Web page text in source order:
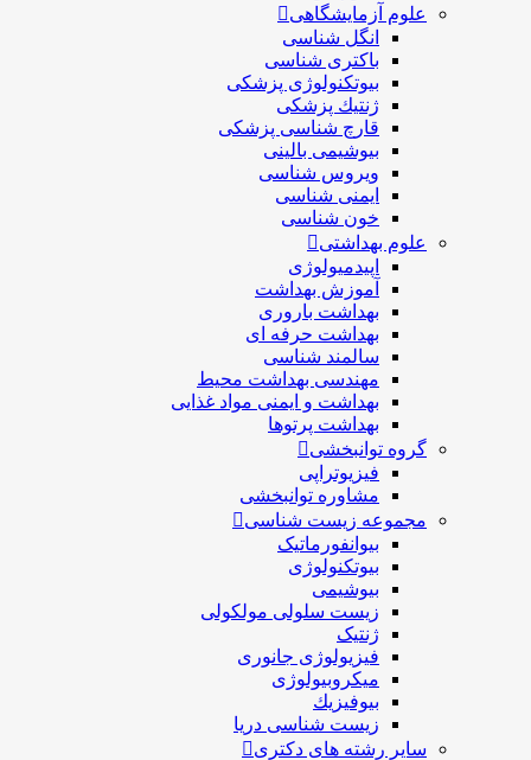
علوم آزمایشگاهی
انگل شناسی
باکتری شناسی
بیوتکنولوژی پزشکی
ژنتيك پزشکی
قارچ شناسی پزشكی
بیوشیمی بالینی
ویروس شناسی
ایمنی شناسی
خون شناسی
علوم بهداشتی
اپیدمیولوژی
آموزش بهداشت
بهداشت باروری
بهداشت حرفه ای
سالمند شناسی
مهندسی بهداشت محيط
بهداشت و ایمنی مواد غذایی
بهداشت پرتوها
گروه توانبخشی
فیزیوتراپی
مشاوره توانبخشی
مجموعه زیست شناسی
بیوانفورماتیک
بیوتکنولوژی
بیوشیمی
زیست سلولی مولکولی
ژنتیک
فیزیولوژی جانوری
میکروبیولوژی
بيوفيزيك
زیست شناسی دریا
سایر رشته های دکتری